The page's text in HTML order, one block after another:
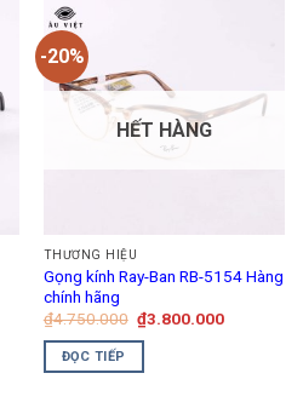
-20%
HẾT HÀNG
THƯƠNG HIỆU
Gọng kính Ray-Ban RB-5154 Hàng
chính hãng
₫4.750.000 Giá
gốc
là:
₫3.800.000Giá
ĐỌC TIẾP